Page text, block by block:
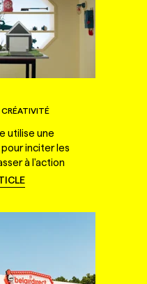
utilise une
inciter les
à l'action